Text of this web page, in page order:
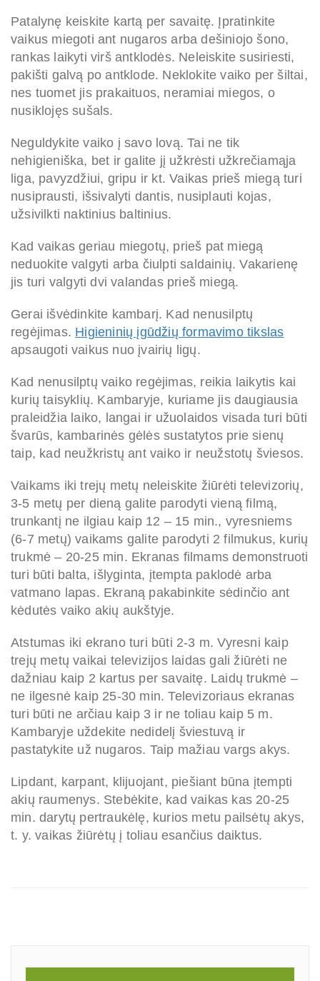
Patalynę keiskite kartą per savaitę. Įpratinkite
vaikus miegoti ant nugaros arba dešiniojo šono,
rankas laikyti virš antklodės. Neleiskite susiriesti,
pakišti galvą po antklode. Neklokite vaiko per šiltai,
nes tuomet jis prakaituos, neramiai miegos, o
nusiklojęs sušals.
Neguldykite vaiko į savo lovą. Tai ne tik
nehigieniška, bet ir galite jį užkrėsti užkrečiamąja
liga, pavyzdžiui, gripu ir kt. Vaikas prieš miegą turi
nusiprausti, išsivalyti dantis, nusiplauti kojas,
užsivilkti naktinius baltinius.
Kad vaikas geriau miegotų, prieš pat miegą
neduokite valgyti arba čiulpti saldainių. Vakarienę
jis turi valgyti dvi valandas prieš miegą.
Gerai išvėdinkite kambarį. Kad nenusilptų
regėjimas. Higieninių įgūdžių formavimo tikslas
apsaugoti vaikus nuo įvairių ligų.
Kad nenusilptų vaiko regėjimas, reikia laikytis kai
kurių taisyklių. Kambaryje, kuriame jis daugiausia
praleidžia laiko, langai ir užuolaidos visada turi būti
švarūs, kambarinės gėlės sustatytos prie sienų
taip, kad neužkristų ant vaiko ir neužstotų šviesos.
Vaikams iki trejų metų neleiskite žiūrėti televizorių,
3-5 metų per dieną galite parodyti vieną filmą,
trunkantį ne ilgiau kaip 12 – 15 min., vyresniems
(6-7 metų) vaikams galite parodyti 2 filmukus, kurių
trukmė – 20-25 min. Ekranas filmams demonstruoti
turi būti balta, išlyginta, įtempta paklodė arba
vatmano lapas. Ekraną pakabinkite sėdinčio ant
kėdutės vaiko akių aukštyje.
Atstumas iki ekrano turi būti 2-3 m. Vyresni kaip
trejų metų vaikai televizijos laidas gali žiūrėti ne
dažniau kaip 2 kartus per savaitę. Laidų trukmė –
ne ilgesnė kaip 25-30 min. Televizoriaus ekranas
turi būti ne arčiau kaip 3 ir ne toliau kaip 5 m.
Kambaryje uždekite nedidelį šviestuvą ir
pastatykite už nugaros. Taip mažiau vargs akys.
Lipdant, karpant, klijuojant, piešiant būna įtempti
akių raumenys. Stebėkite, kad vaikas kas 20-25
min. darytų pertraukėlę, kurios metu pailsėtų akys,
t. y. vaikas žiūrėtų į toliau esančius daiktus.